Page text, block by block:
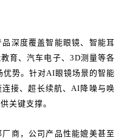
深度覆盖智能眼镜、智能耳
育、汽车电子、3D测量等各
势。针对AI眼镜场景的智能
接、超长续航、AI降噪与唤
关键支撑。
商，公司产品性能媲美甚至